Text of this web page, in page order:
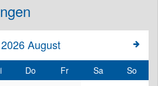
2026August
Do Fr Sa
So